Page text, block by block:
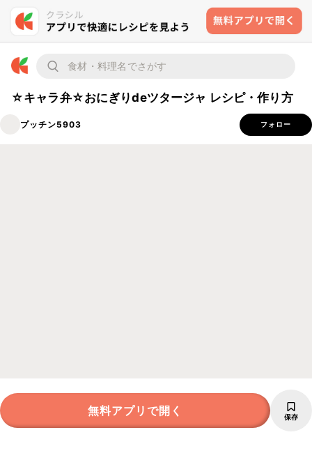
☆キャラ弁☆おにぎりdeツタージャ レシピ・作り方
プッチン5903 フォロー
無料アプリで開く 保存